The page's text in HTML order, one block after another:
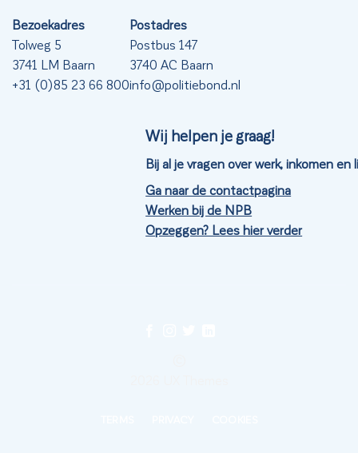
Bezoekadres
Tolweg 5
3741 LM Baarn
+31 (0)85 23 66 800
Postadres
Postbus 147
3740 AC Baarn
info@politiebond.nl
Wij helpen je graag!
Bij al je vragen over werk, inkomen en
Ga naar de contactpagina
Werken bij de NPB
Opzeggen? Lees hier verder